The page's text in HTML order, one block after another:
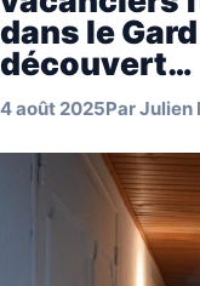
dans le
découvert…
4 août 2025ParJulien